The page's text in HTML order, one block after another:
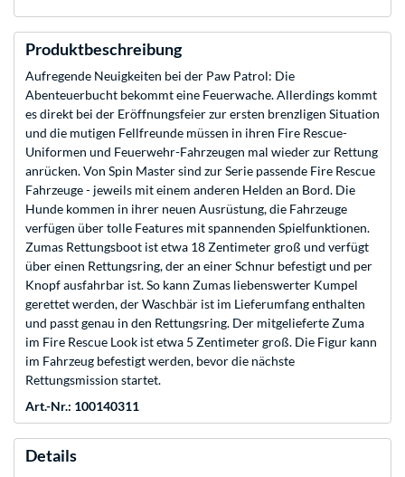
Produktbeschreibung
Aufregende Neuigkeiten bei der Paw Patrol: Die
Abenteuerbucht bekommt eine Feuerwache. Allerdings kommt
es direkt bei der Eröffnungsfeier zur ersten brenzligen Situation
und die mutigen Fellfreunde müssen in ihren Fire Rescue-
Uniformen und Feuerwehr-Fahrzeugen mal wieder zur Rettung
anrücken. Von Spin Master sind zur Serie passende Fire Rescue
Fahrzeuge - jeweils mit einem anderen Helden an Bord. Die
Hunde kommen in ihrer neuen Ausrüstung, die Fahrzeuge
verfügen über tolle Features mit spannenden Spielfunktionen.
Zumas Rettungsboot ist etwa 18 Zentimeter groß und verfügt
über einen Rettungsring, der an einer Schnur befestigt und per
Knopf ausfahrbar ist. So kann Zumas liebenswerter Kumpel
gerettet werden, der Waschbär ist im Lieferumfang enthalten
und passt genau in den Rettungsring. Der mitgelieferte Zuma
im Fire Rescue Look ist etwa 5 Zentimeter groß. Die Figur kann
im Fahrzeug befestigt werden, bevor die nächste
Rettungsmission startet.
Art.-Nr.: 100140311
Details